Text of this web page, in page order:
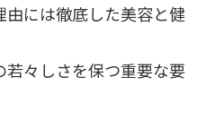
には徹底した美容と健
々しさを保つ重要な要